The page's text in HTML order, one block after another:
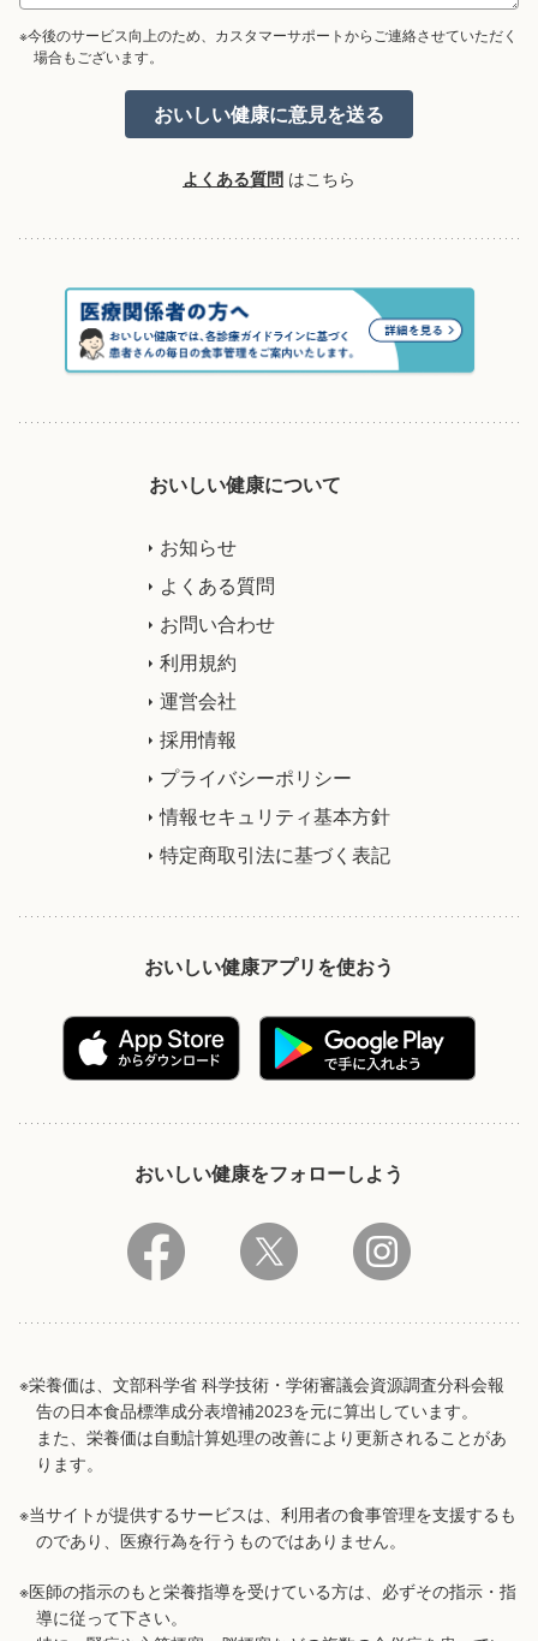
※今後のサービス向上のため、カスタマーサポートからご連絡させていただく
場合もございます。
よくある質問 はこちら
おいしい健康について
お知らせ
よくある質問
お問い合わせ
利用規約
運営会社
採用情報
プライバシーポリシー
情報セキュリティ基本方針
特定商取引法に基づく表記
おいしい健康アプリを使おう
おいしい健康をフォローしよう
※栄養価は、文部科学省 科学技術・学術審議会資源調査分科会報
告の日本食品標準成分表増補2023を元に算出しています。
また、栄養価は自動計算処理の改善により更新されることがあ
ります。
※当サイトが提供するサービスは、利用者の食事管理を支援するも
のであり、医療行為を行うものではありません。
※医師の指示のもと栄養指導を受けている方は、必ずその指示・指
導に従って下さい。